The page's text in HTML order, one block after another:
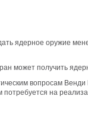
ядерное оружие
может получить
вопросам
на